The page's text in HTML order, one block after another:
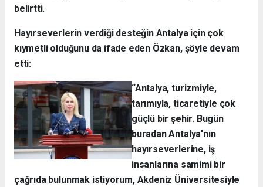
belirtti.
Hayırseverlerin verdiği desteğin Antalya için çok
kıymetli olduğunu da ifade eden Özkan, şöyle devam
etti:
“Antalya, turizmiyle,
tarımıyla, ticaretiyle çok
güçlü bir şehir. Bugün
buradan Antalya'nın
hayırseverlerine, iş
insanlarına samimi bir
çağrıda bulunmak istiyorum, Akdeniz Üniversitesiyle